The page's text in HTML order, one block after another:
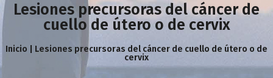
Lesiones precursoras del cáncer de
cuello de útero o de cervix
Inicio | Lesiones precursoras del cáncer de cuello de útero o de
cervix